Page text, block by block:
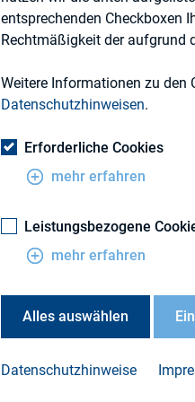
15. November 2015
Publikationsform
entsprechenden Checkboxen
Rechtmäßigkeit der aufgrund
Weitere Informationen zu den
Datenschutzhinweisen.
Erforderliche Cookies
mehr erfahren
Leistungsbezogene
mehr erfahren
Alles auswählen
Datenschutzhinweise